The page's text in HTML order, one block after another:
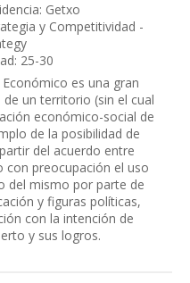
Getxo
y Competitividad -
25-30
es una gran
un territorio (sin el cual
económico-social de
de la posibilidad de
del acuerdo entre
con preocupación el uso
del mismo por parte de
y figuras políticas,
con la intención de
y sus logros.